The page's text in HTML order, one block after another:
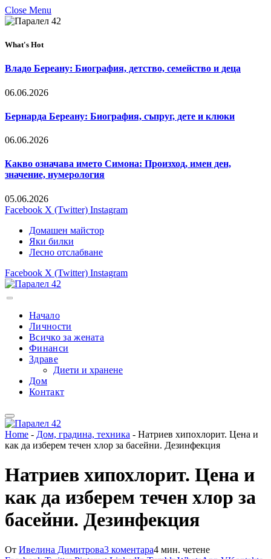
Close Menu
What's Hot
Владо Береану: Биография, детство, семейство и деца
06.06.2026
Бернарда Береану: Биография, съпруг, дете и клюки
06.06.2026
Какво означава името Симона: Произход, имен ден,
значение, нумерология
05.06.2026
Facebook X (Twitter) Instagram
Домашен майстор
Яки билки
Лесно отслабване
Facebook X (Twitter) Instagram
Начало
Личности
Всичко за жената
Финанси
Здраве
Диети и хранене
Дом
Контакт
Home - Дом, градина, техника - Натриев хипохлорит. Цена и
как да изберем течен хлор за басейни. Дезинфекция
Натриев хипохлорит. Цена и
как да изберем течен хлор за
басейни. Дезинфекция
От Ивелина Димитрова3 коментара4 мин. четене